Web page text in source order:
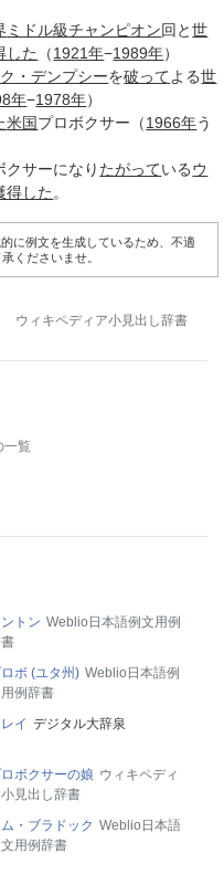
ミドル級チャンピオン回と世
した （1921年−1989年）
・デンプシーを破ってよる世
年−1978年）
米国プロボクサー（1966年う
クサーになり たがっているウ
得した。
に例文を生成しているため、不適
くださいませ。
ウィキペディア小見出し辞書
一覧
トン Weblio日本語例文用例
ボ (ユタ州) Weblio日本語例
例辞書
イ デジタル大辞泉
ボクサーの娘 ウィキペディ
見出し辞書
・ブラドック Weblio日本語
用例辞書